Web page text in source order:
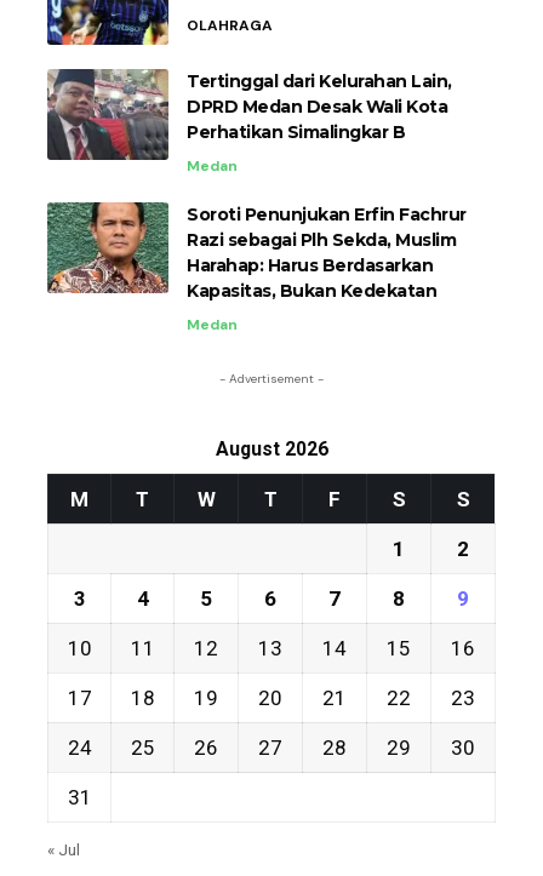
OLAHRAGA
Tertinggal dari Kelurahan Lain,
DPRD Medan Desak Wali Kota
Perhatikan Simalingkar B
Medan
Soroti Penunjukan Erfin Fachrur
Razi sebagai Plh Sekda, Muslim
Harahap: Harus Berdasarkan
Kapasitas, Bukan Kedekatan
Medan
- Advertisement -
August 2026
M T W T F S S
1 2
3 4 5 6 7 8 9
10 11 12 13 14 15 16
17 18 19 20 21 22 23
24 25 26 27 28 29 30
31
« Jul